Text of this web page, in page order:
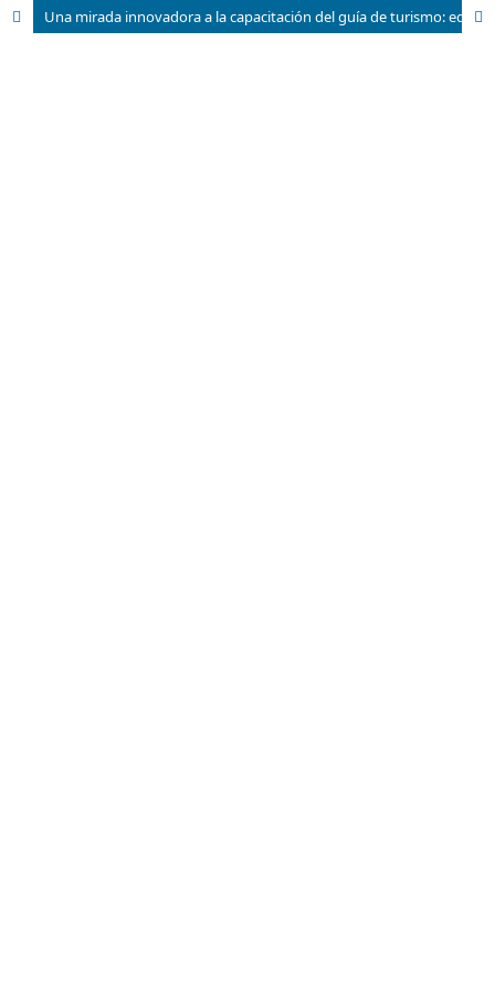
Una mirada innovadora a la capacitación del guía de turismo: educación patrimonial con enfoque empresarial